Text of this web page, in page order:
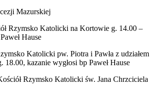
Mazurskiej
Rzymsko Katolicki na Kortowie g. 14.00 –
Hause
Katolicki pw. Piotra i Pawła z udziałem
18.00, kazanie wygłosi bp Paweł Hause
Rzymsko Katolicki św. Jana Chrzciciela